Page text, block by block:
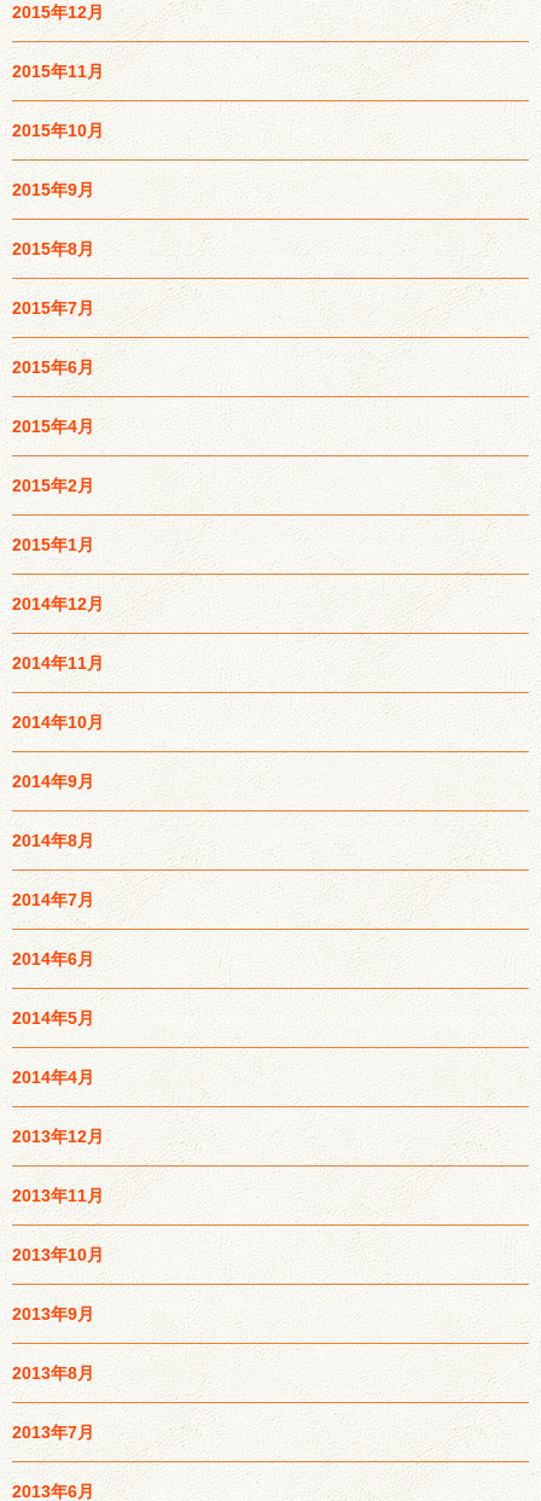
2015年12月
2015年11月
2015年10月
2015年9月
2015年8月
2015年7月
2015年6月
2015年4月
2015年2月
2015年1月
2014年12月
2014年11月
2014年10月
2014年9月
2014年8月
2014年7月
2014年6月
2014年5月
2014年4月
2013年12月
2013年11月
2013年10月
2013年9月
2013年8月
2013年7月
2013年6月